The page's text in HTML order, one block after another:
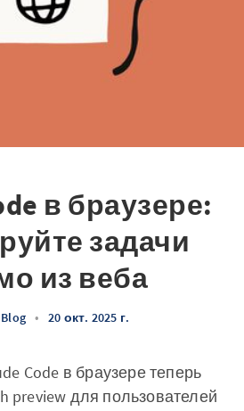
в браузере:
задачи
из веба
• 20 окт. 2025 г.
Code в браузере теперь
preview для пользователей